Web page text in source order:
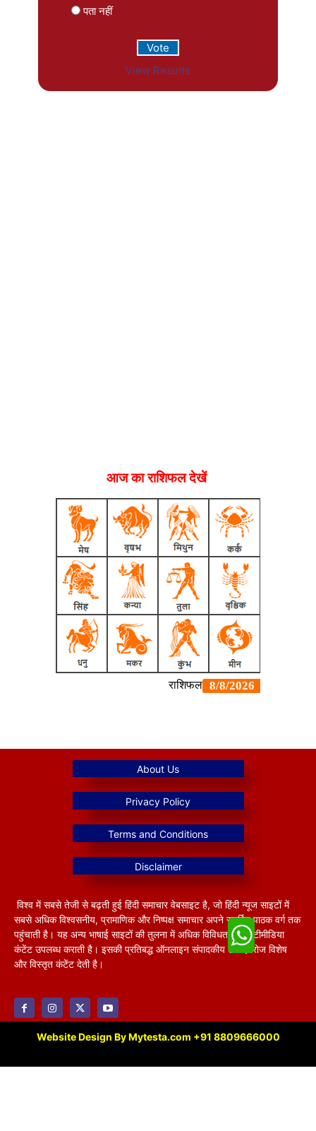
पता नहीं
View Results
आज का राशिफल देखें
विश्व में सबसे तेजी से बढ़ती हुई हिंदी समाचार वेबसाइट है, जो हिंदी न्यूज साइटों में
सबसे अधिक विश्वसनीय, प्रामाणिक और निष्पक्ष समाचार अपने समर्पित पाठक वर्ग तक
पहुंचाती है। यह अन्य भाषाई साइटों की तुलना में अधिक विविधतापूर्ण मल्टीमीडिया
कंटेंट उपलब्ध कराती है। इसकी प्रतिबद्ध ऑनलाइन संपादकीय टीम हररोज विशेष
और विस्तृत कंटेंट देती है।
Website Design By Mytesta.com +91 8809666000